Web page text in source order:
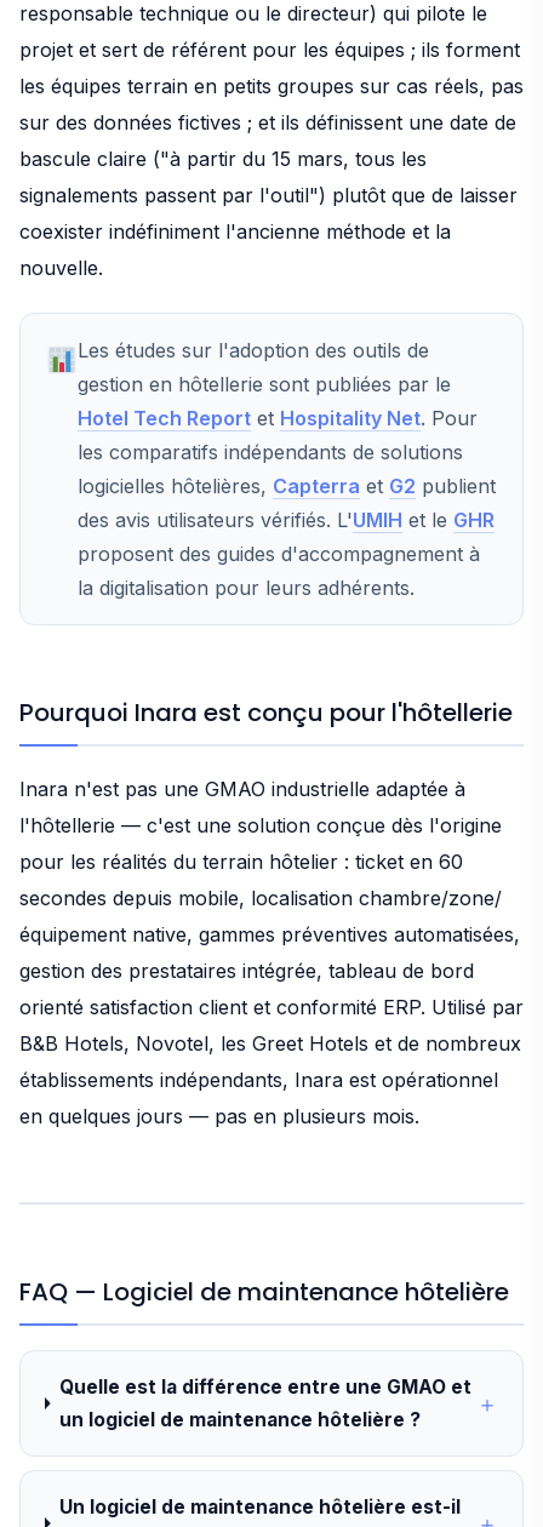
responsable technique ou le directeur) qui pilote le
projet et sert de référent pour les équipes ; ils forment
les équipes terrain en petits groupes sur cas réels, pas
sur des données fictives ; et ils définissent une date de
bascule claire ("à partir du 15 mars, tous les
signalements passent par l'outil") plutôt que de laisser
coexister indéfiniment l'ancienne méthode et la
nouvelle.
Les études sur l'adoption des outils de
gestion en hôtellerie sont publiées par le
Hotel Tech Report et Hospitality Net. Pour
les comparatifs indépendants de solutions
logicielles hôtelières, Capterra et G2 publient
des avis utilisateurs vérifiés. L'UMIH et le GHR
proposent des guides d'accompagnement à
la digitalisation pour leurs adhérents.
Pourquoi Inara est conçu pour l'hôtellerie
Inara n'est pas une GMAO industrielle adaptée à
l'hôtellerie — c'est une solution conçue dès l'origine
pour les réalités du terrain hôtelier : ticket en 60
secondes depuis mobile, localisation chambre/zone/
équipement native, gammes préventives automatisées,
gestion des prestataires intégrée, tableau de bord
orienté satisfaction client et conformité ERP. Utilisé par
B&B Hotels, Novotel, les Greet Hotels et de nombreux
établissements indépendants, Inara est opérationnel
en quelques jours — pas en plusieurs mois.
FAQ — Logiciel de maintenance hôtelière
Quelle est la différence entre une GMAO et
un logiciel de maintenance hôtelière ?
Un logiciel de maintenance hôtelière est-il